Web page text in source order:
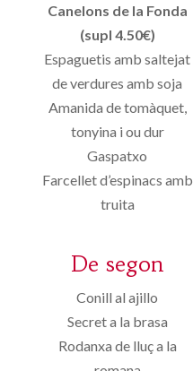
Canelons de la Fonda
(supl 4.50€)
Espaguetis amb saltejat
de verdures amb soja
Amanida de tomàquet,
tonyina i ou dur
Gaspatxo
Farcellet d’espinacs amb
truita
De segon
Conill al ajillo
Secret a la brasa
Rodanxa de lluç a la